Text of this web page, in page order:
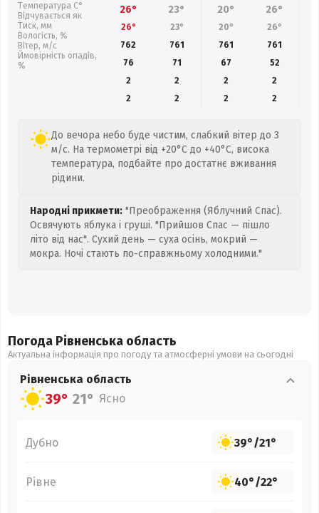
Температура С°
Відчувається як
Тиск, мм
Вологість, %
Вітер, м/с
Ймовірність опадів,
%
26° 23° 20° 26°
26° 23° 20° 26°
762
761 761 761
76
71 67 52
2
2 2
2
2
2 2 2
До вечора небо буде чистим, слабкий вітер до 3
м/с. На термометрі від +20°C до +40°C, висока
температура, подбайте про достатнє вживання
рідини.
Народні прикмети: "Преображення (Яблучний Спас).
Освячують яблука і груші. "Прийшов Спас — пішло
літо від нас". Сухий день — суха осінь, мокрий —
мокра. Ночі стають по-справжньому холодними."
Погода Рівненська область
Актуальна інформація про погоду та атмосферні умови на сьогодні
Рівненська область
39° 21° Ясно
Дубно 39°/21°
Рівне 40°/22°